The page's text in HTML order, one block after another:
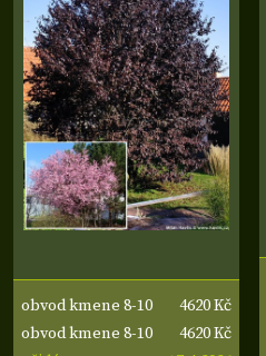
obvod kmene 8-10
cm
4620 Kč
obvod kmene 8-10
4620 Kč